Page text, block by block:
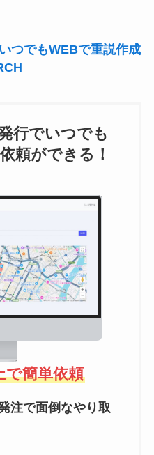
つでもWEBで重説作成
行でいつでも
頼ができる！
で簡単依頼
注で面倒なやり取